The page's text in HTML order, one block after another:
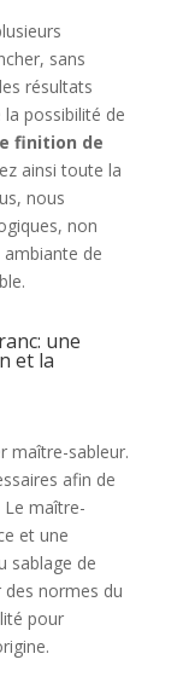
sans
résultats
possibilité de
finition de
ainsi toute la
nous
non
ambiante de
une
et la
maître-sableur.
afin de
Le maître-
et une
sablage de
normes du
pour